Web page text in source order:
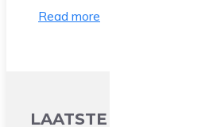
Read more
LAATSTE